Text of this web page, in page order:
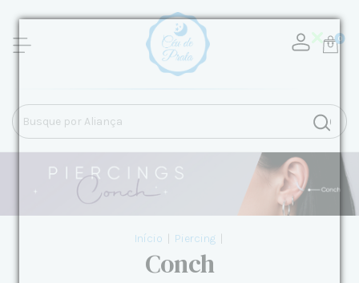
0
Início Piercing
Conch